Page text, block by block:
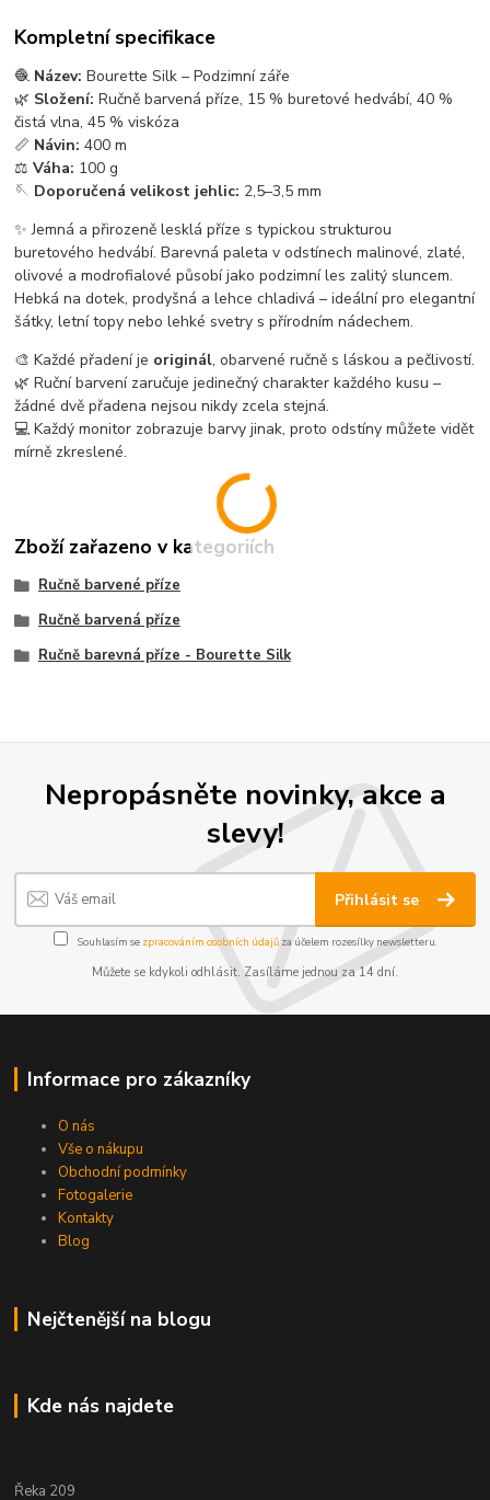
Kompletní specifikace
🧶 Název: Bourette Silk – Podzimní záře
🌿 Složení: Ručně barvená příze, 15 % buretové hedvábí, 40 %
čistá vlna, 45 % viskóza
📏 Návin: 400 m
⚖️Váha: 100 g
🪡 Doporučená velikost jehlic: 2,5–3,5 mm
✨ Jemná a přirozeně lesklá příze s typickou strukturou
buretového hedvábí. Barevná paleta v odstínech malinové, zlaté,
olivové a modrofialové působí jako podzimní les zalitý sluncem.
Hebká na dotek, prodyšná a lehce chladivá – ideální pro elegantní
šátky, letní topy nebo lehké svetry s přírodním nádechem.
🎨 Každé přadení je originál, obarvené ručně s láskou a pečlivostí.
🌿 Ruční barvení zaručuje jedinečný charakter každého kusu –
žádné dvě přadena nejsou nikdy zcela stejná.
💻 Každý monitor zobrazuje barvy jinak, proto odstíny můžete vidět
mírně zkreslené.
Zboží zařazeno v kategoriích
Ručně barvené příze
Ručně barvená příze
Ručně barevná příze - Bourette Silk
Nepropásněte novinky, akce a
slevy!
Přihlásit se
Souhlasím se zpracováním osobních údajůza účelem rozesílky newsletteru.
Můžete se kdykoli odhlásit. Zasíláme jednou za 14 dní.
Informace pro zákazníky
O nás
Vše o nákupu
Obchodní podmínky
Fotogalerie
Kontakty
Blog
Nejčtenější na blogu
Kde nás najdete
Řeka 209